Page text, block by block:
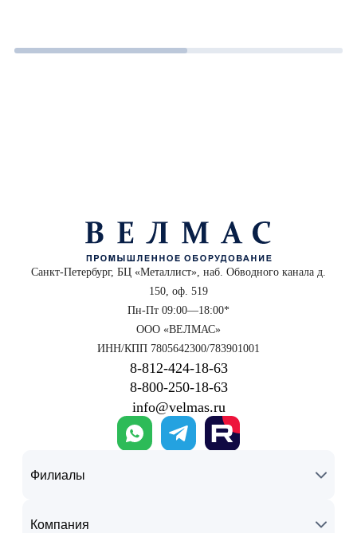
Санкт-Петербург, БЦ «Металлист», наб. Обводного канала д.
150, оф. 519
Пн-Пт 09:00—18:00*
ООО «ВЕЛМАС»
ИНН/КПП 7805642300/783901001
8‑812‑424‑18‑63
8‑800‑250‑18‑63
info@velmas.ru
Филиалы
Компания